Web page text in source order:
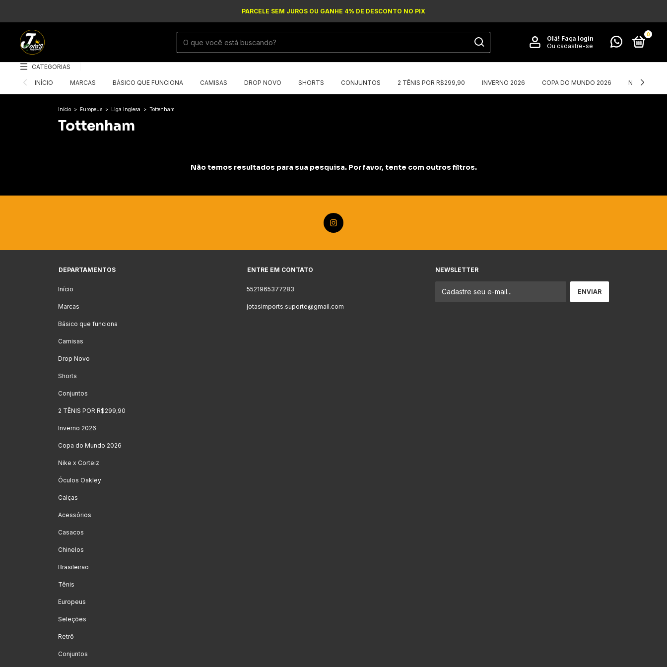
PARCELE SEM JUROS OU GANHE 4% DE DESCONTO NO PIX
Olá! Faça login
Ou cadastre-se
0
CATEGORIAS
INÍCIO MARCAS BÁSICO QUE FUNCIONA CAMISAS DROP NOVO SHORTS CONJUNTOS 2 TÊNIS POR R$299,90 INVERNO 2026 COPA DO MUNDO 2026 NIKE X
Início > Europeus > Liga Inglesa > Tottenham
Tottenham
Não temos resultados para sua pesquisa. Por favor, tente com outros filtros.
DEPARTAMENTOS
Início
Marcas
Básico que funciona
Camisas
Drop Novo
Shorts
Conjuntos
2 TÊNIS POR R$299,90
Inverno 2026
Copa do Mundo 2026
Nike x Corteiz
Óculos Oakley
Calças
Acessórios
Casacos
Chinelos
Brasileirão
Tênis
Europeus
Seleções
Retrô
Conjuntos
ENTRE EM CONTATO
5521965377283
jotasimports.suporte@gmail.com
NEWSLETTER